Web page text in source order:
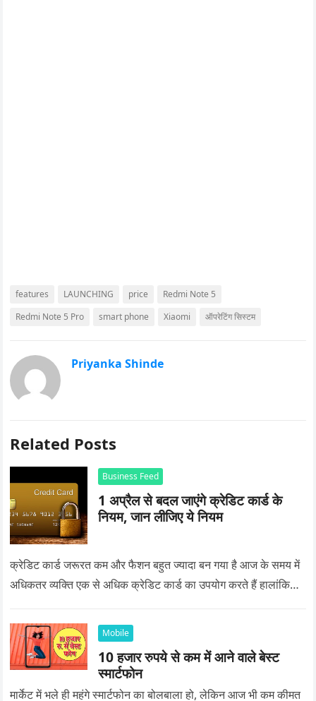
features LAUNCHING price
Redmi Note 5
Redmi Note 5 Pro
smart phone Xiaomi ऑपरेटिंग सिस्‍टम
Priyanka Shinde
Related Posts
Business Feed
1 अप्रैल से बदल जाएंगे क्रेडिट कार्ड के
नियम, जान लीजिए ये नियम
क्रेडिट कार्ड जरूरत कम और फैशन बहुत ज्यादा बन गया है आज के समय में
अधिकतर व्यक्ति एक से अधिक क्रेडिट कार्ड का उपयोग करते हैं हालांकि…
Mobile
10 हजार रुपये से कम में आने वाले बेस्ट
स्मार्टफोन
मार्केट में भले ही महंगे स्मार्टफोन का बोलबाला हो, लेकिन आज भी कम कीमत